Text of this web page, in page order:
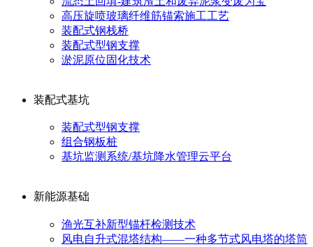
高压旋喷玻璃纤维筋锚索施工工艺
装配式钢栈桥
装配式型钢支撑
淤泥原位固化技术
装配式基坑
装配式型钢支撑
组合钢板桩
基坑监测系统/基坑降水管理云平台
新能源基础
渔光互补新型锚杆检测技术
风电自升式混塔结构——一种多节式风电塔的塔筒